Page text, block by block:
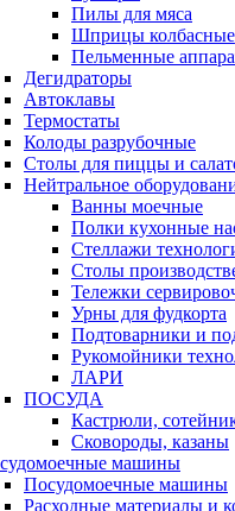
Пилы для мяса
Шприцы колбасные
Пельменные
Дегидраторы
Автоклавы
Термостаты
Колоды разрубочные
Столы для пиццы и
Нейтральное
Ванны моечные
Полки кухонные
Стеллажи
Столы
Тележки
Урны для фудкорта
Подтоварники и
Рукомойники
ЛАРИ
ПОСУДА
Кастрюли,
Сковороды, казаны
машины
Посудомоечные машины
Расходные материалы и